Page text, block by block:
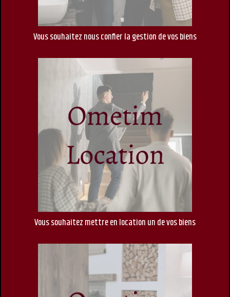
Vous souhaitez nous confier la gestion de vos biens
Vous souhaitez mettre en location un de vos biens